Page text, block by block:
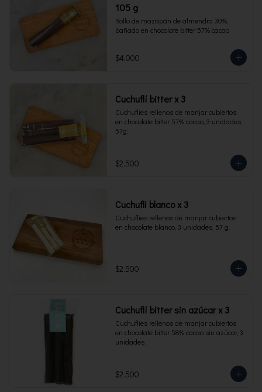
105 g
Rollo de mazapán de almendra 30%,
bañado en chocolate bitter 57% cacao
$4.000
Cuchuflí bitter x 3
Cuchuflies rellenos de manjar cubiertos
en chocolate bitter 57% cacao, 3 unidades,
57g.
$2.500
Cuchufli blanco x 3
Cuchuflies rellenos de manjar cubiertos
en chocolate blanco, 3 unidades, 57 g.
$2.500
Cuchuflí bitter sin azúcar x 3
Cuchuflies rellenos de manjar cubiertos
en chocolate bitter 58% cacao sin azúcar, 3
unidades.
$2.500